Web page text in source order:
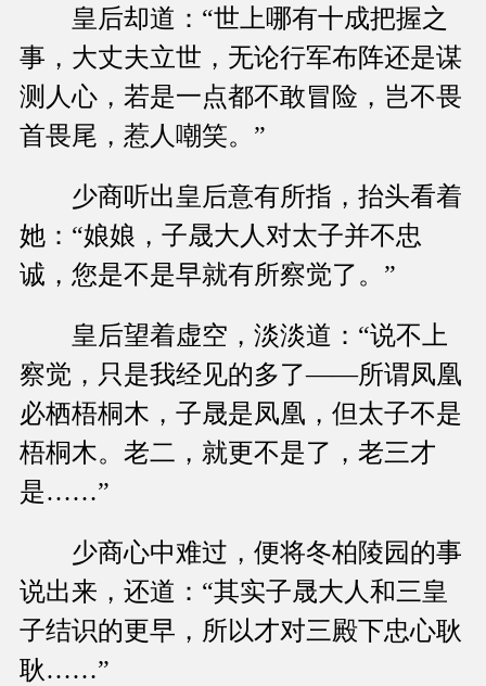
皇后却道：“世上哪有十成把握之
事，大丈夫立世，无论行军布阵还是谋
测人心，若是一点都不敢冒险，岂不畏
首畏尾，惹人嘲笑。”
少商听出皇后意有所指，抬头看着
她：“娘娘，子晟大人对太子并不忠
诚，您是不是早就有所察觉了。”
皇后望着虚空，淡淡道：“说不上
察觉，只是我经见的多了——所谓凤凰
必栖梧桐木，子晟是凤凰，但太子不是
梧桐木。老二，就更不是了，老三才
是……”
少商心中难过，便将冬柏陵园的事
说出来，还道：“其实子晟大人和三皇
子结识的更早，所以才对三殿下忠心耿
耿……”